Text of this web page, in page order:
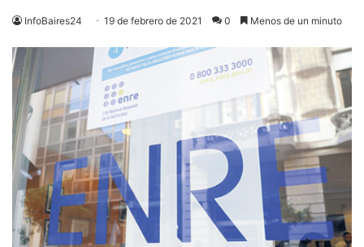
InfoBaires24 19 de febrero de 2021 0 Menos de un minuto